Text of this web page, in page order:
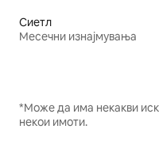
Сиетл
Месечни изнајмувања
*Може да има некакви
некои имоти.